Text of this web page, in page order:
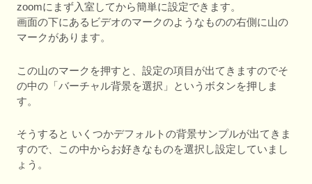
zoomにまず入室してから簡単に設定できます。
画面の下にあるビデオのマークのようなものの右側に山の
マークがあります。
この山のマークを押すと、設定の項目が出てきますのでそ
の中の「バーチャル背景を選択」というボタンを押しま
す。
そうすると いくつかデフォルトの背景サンプルが出てきま
すので、この中からお好きなものを選択し設定していまし
ょう。